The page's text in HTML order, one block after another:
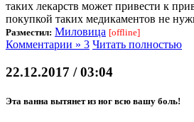
таких лекарств может привести к
покупкой таких медикаментов не
Разместил: Миловица [offline]
Комментарии » 3 Читать полностью
22.12.2017 / 03:04
Эта ванна вытянет из ног всю вашу боль!